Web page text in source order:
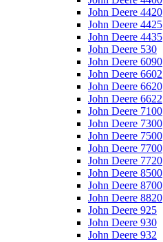
John Deere 4420
John Deere 4425
John Deere 4435
John Deere 530
John Deere 6090
John Deere 6602
John Deere 6620
John Deere 6622
John Deere 7100
John Deere 7300
John Deere 7500
John Deere 7700
John Deere 7720
John Deere 8500
John Deere 8700
John Deere 8820
John Deere 925
John Deere 930
John Deere 932